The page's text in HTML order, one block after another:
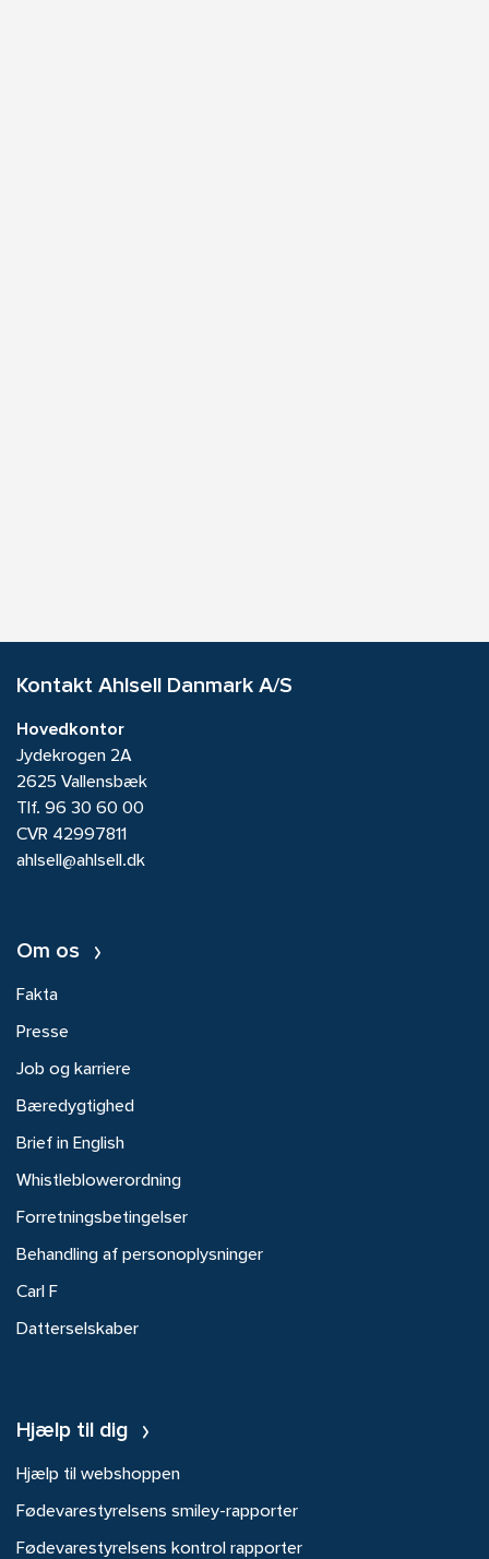
Kontakt Ahlsell Danmark A/S
Hovedkontor
Jydekrogen 2A
2625 Vallensbæk
Tlf. 96 30 60 00
CVR 42997811
ahlsell@ahlsell.dk
Om os
Fakta
Presse
Job og karriere
Bæredygtighed
Brief in English
Whistleblowerordning
Forretningsbetingelser
Behandling af personoplysninger
Carl F
Datterselskaber
Hjælp til dig
Hjælp til webshoppen
Fødevarestyrelsens smiley-rapporter
Fødevarestyrelsens kontrol rapporter